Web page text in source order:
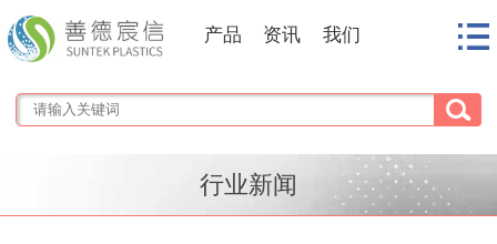
产品 资讯 我们
行业新闻